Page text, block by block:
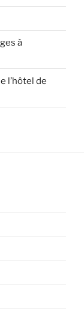
à
l’hôtel de